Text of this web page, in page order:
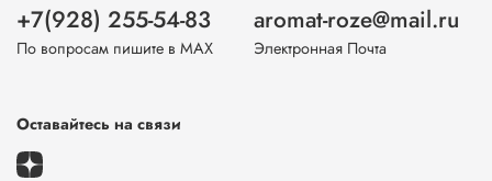
+7(928) 255-54-83
По вопросам пишите в МАХ
aromat-roze@mail.ru
Электронная Почта
Оставайтесь на связи